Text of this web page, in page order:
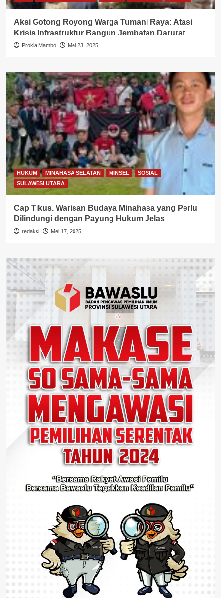
Aksi Gotong Royong Warga Tumani Raya: Atasi
Krisis Infrastruktur Bangun Jembatan Darurat
Prokla Mambo Mei 23, 2025
HUKUM MINAHASA SELATAN MINSEL
SOSIAL
SULAWESI UTARA
Cap Tikus, Warisan Budaya Minahasa yang Perlu
Dilindungi dengan Payung Hukum Jelas
redaksi Mei 17, 2025